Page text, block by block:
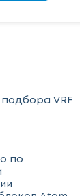
VRF
по